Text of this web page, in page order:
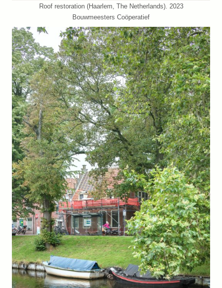
Roof restoration (Haarlem, The Netherlands). 2023
Bouwmeesters Coöperatief